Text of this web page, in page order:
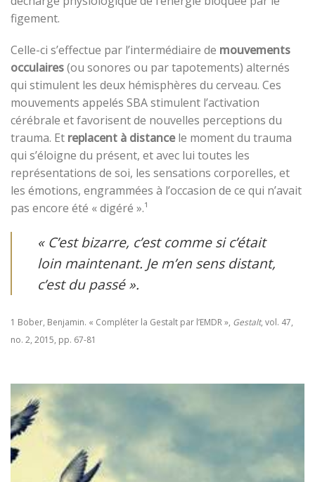
figement.
Celle-ci s’effectue par l’intermédiaire de mouvements
occulaires(ou sonores ou par tapotements) alternés
qui stimulent les deux hémisphères du cerveau. Ces
mouvements appelés SBA stimulent l’activation
cérébrale et favorisent de nouvelles perceptions du
trauma. Et replacent à distancele moment du trauma
qui s’éloigne du présent, et avec lui toutes les
représentations de soi, les sensations corporelles, et
les émotions, engrammées à l’occasion de ce qui n’avait
pas encore été « digéré ».¹
« C’est bizarre, c’est comme si c’était
loin maintenant. Je m’en sens distant,
c’est du passé ».
1 Bober, Benjamin. « Compléter la Gestalt par l’EMDR », Gestalt, vol. 47,
no. 2, 2015, pp. 67-81